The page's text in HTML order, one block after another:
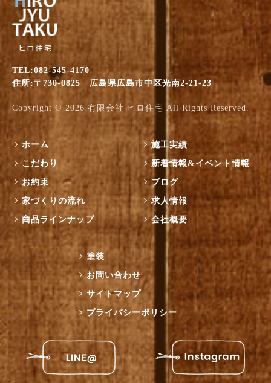
TEL:082-545-4170
住所:〒730-0825 広島県広島市中区光南2-21-23
Copyright © 2026 有限会社 ヒロ住宅 All Rights Reserved.
ホーム
こだわり
お約束
家づくりの流れ
商品ラインナップ
施工実績
新着情報&イベント情報
ブログ
求人情報
会社概要
塗装
お問い合わせ
サイトマップ
プライバシーポリシー